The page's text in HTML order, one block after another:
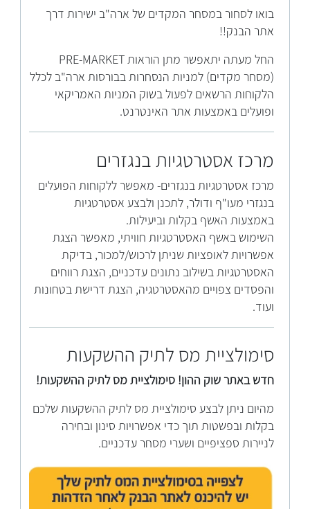
בואו לסחור במסחר המקדים של ארה"ב ישירות דרך
אתר הבנק!!
החל מעתה יתאפשר מתן הוראות PRE-MARKET
(מסחר מקדים) למניות הנסחרות בבורסות ארה"ב לכלל
הלקוחות הרשאים לפעול בשוק המניות האמריקאי
ופועלים באמצעות אתר האינטרנט.
מרכז אסטרטגיות בנגזרים
​מרכז אסטרטגיות בנגזרים- מאפשר ללקוחות הפועלים
בנגזרי מעו"ף ודולר, לתכנן ולבצע אסטרטגיות
באמצעות האשף בקלות וביעילות.
השימוש באשף האסטרטגיות חוויתי, מאפשר הצגת
אפשרויות לאופציות שניתן לרכוש/למכור, בדיקת
האסטרטגיות בשילוב נתונים עדכניים, הצגת רווחים
והפסדים צפויים מהאסטרטגיה, הצגת דרישת בטחונות
ועוד.
סימולציית מס לתיק ההשקעות
חדש באתר שוק ההון! סימולציית מס לתיק ההשקעות!
מהיום ניתן לבצע סימולציית מס לתיק ההשקעות שלכם
בקלות ובפשטות תוך כדי אפשרויות סינון ובחירה
לניירות ספציפיים ושערי מסחר עדכניים.